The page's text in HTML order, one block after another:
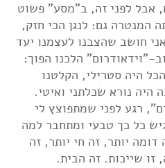
אבל לפני זה, ב"מסע" פשוט
המנטרה גם: לנגן הכי חזק,
חושב שהצבנו לעצמנו יעד
"וידאודרום" הלכנו הפוך:
היה סטרילי, הקלטנו
היה נורא שכלתני ואיטי.
רגע לפני שמתפוצץ לי
כל כך טבעי ומתחבר למה
יותר, זה חי יותר, זה
זו שייכות. זה הבית.